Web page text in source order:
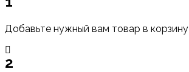
Добавьте нужный вам товар в корзину
2